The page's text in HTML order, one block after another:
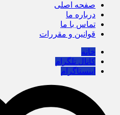
صفحه اصلی
درباره ما
تماس با ما
قوانین و مقررات
خانه
کانال تلگرام
اینستاگرام